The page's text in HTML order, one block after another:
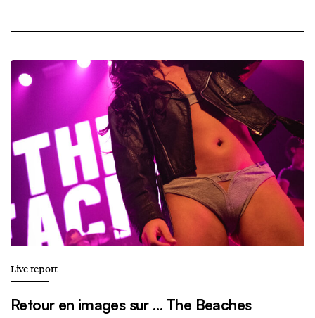
Live report
Retour en images sur … The Beaches